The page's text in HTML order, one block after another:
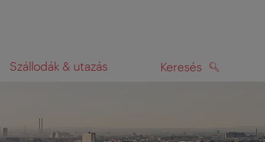
Szállodák & utazás Keresés